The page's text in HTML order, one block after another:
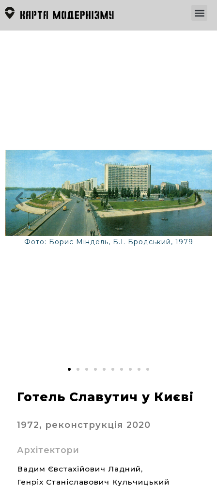
Фото: Борис Міндель, Б.І. Бродський, 1979
Готель Славутич у Києві
1972, реконструкція 2020
Архітектори
Вадим Євстахійович Ладний,
Генріх Станіславович Кульчицький